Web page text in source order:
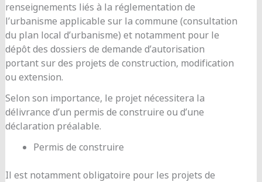
renseignements liés à la réglementation de
l’urbanisme applicable sur la commune (consultation
du plan local d’urbanisme) et notamment pour le
dépôt des dossiers de demande d’autorisation
portant sur des projets de construction, modification
ou extension.
Selon son importance, le projet nécessitera la
délivrance d’un permis de construire ou d’une
déclaration préalable.
Permis de construire
Il est notamment obligatoire pour les projets de